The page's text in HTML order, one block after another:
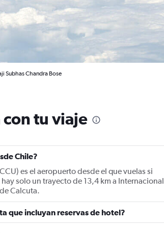
Subhas Chandra Bose
tu viaje
Chile?
es el aeropuerto desde el que vuelas si
solo un trayecto de 13,4 km a Internacional
Calcuta.
que incluyan reservas de hotel?